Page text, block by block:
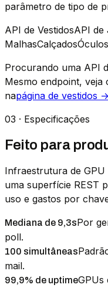
parâmetro de tipo de
API de VestidosAPI de
MalhasCalçadosÓculos
Procurando uma API
Mesmo endpoint, veja
napágina de vestidos →
03 · Especificações
Feito para
Infraestrutura de
uma superfície REST
uso e gastos por
Mediana de 9,3sPor
poll.
100 simultâneas
mail.
99,9% de uptimeGPUs